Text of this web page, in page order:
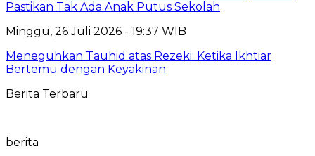
Pastikan Tak Ada Anak Putus Sekolah
Minggu, 26 Juli 2026 - 19:37 WIB
Meneguhkan Tauhid atas Rezeki: Ketika Ikhtiar
Bertemu dengan Keyakinan
Berita Terbaru
berita